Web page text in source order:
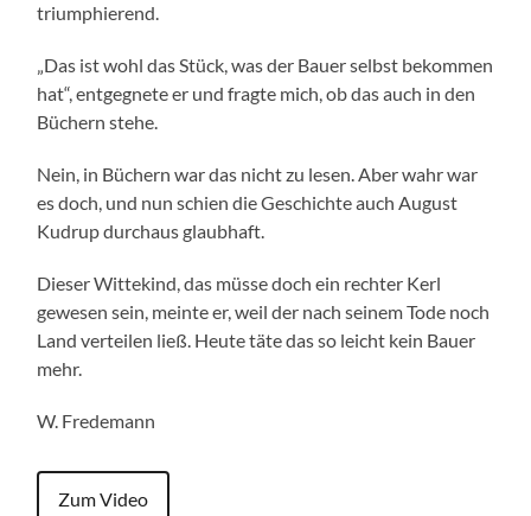
triumphierend.
„Das ist wohl das Stück, was der Bauer selbst bekommen
hat“, entgegnete er und fragte mich, ob das auch in den
Büchern stehe.
Nein, in Büchern war das nicht zu lesen. Aber wahr war
es doch, und nun schien die Geschichte auch August
Kudrup durchaus glaubhaft.
Dieser Wittekind, das müsse doch ein rechter Kerl
gewesen sein, meinte er, weil der nach seinem Tode noch
Land verteilen ließ. Heute täte das so leicht kein Bauer
mehr.
W. Fredemann
Zum Video